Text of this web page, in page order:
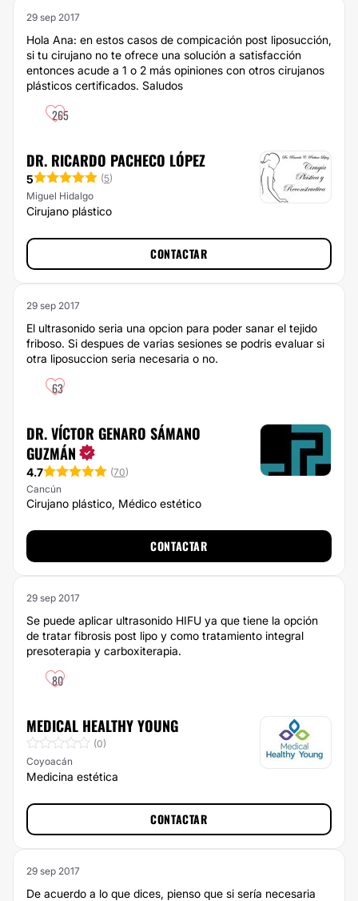
29 sep 2017
Hola Ana: en estos casos de compicación post liposucción,
si tu cirujano no te ofrece una solución a satisfacción
entonces acude a 1 o 2 más opiniones con otros cirujanos
plásticos certificados. Saludos
265
DR. RICARDO PACHECO LÓPEZ
5 (5)
Miguel Hidalgo
Cirujano plástico
CONTACTAR
29 sep 2017
El ultrasonido seria una opcion para poder sanar el tejido
friboso. Si despues de varias sesiones se podris evaluar si
otra liposuccion seria necesaria o no.
63
DR. VÍCTOR GENARO SÁMANO
GUZMÁN
4.7 (70)
Cancún
Cirujano plástico, Médico estético
CONTACTAR
29 sep 2017
Se puede aplicar ultrasonido HIFU ya que tiene la opción
de tratar fibrosis post lipo y como tratamiento integral
presoterapia y carboxiterapia.
80
MEDICAL HEALTHY YOUNG
(0)
Coyoacán
Medicina estética
CONTACTAR
29 sep 2017
De acuerdo a lo que dices, pienso que si sería necesaria